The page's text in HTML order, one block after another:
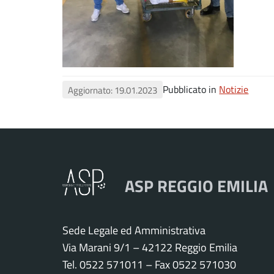
Aggiornato: 19.01.2023 Pubblicato in Notizie
ASP REGGIO EMILIA
Sede Legale ed Amministrativa
Via Marani 9/1 – 42122 Reggio Emilia
Tel. 0522 571011 – Fax 0522 571030